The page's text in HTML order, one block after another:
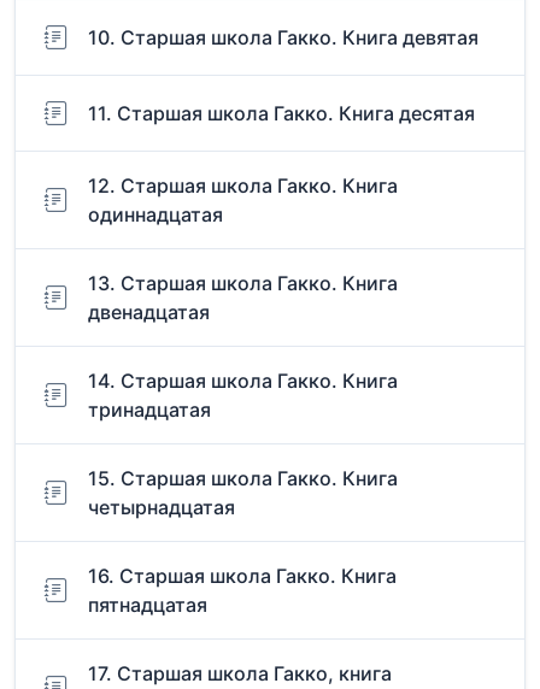
10. Старшая школа Гакко. Книга девятая
11. Старшая школа Гакко. Книга десятая
12. Старшая школа Гакко. Книга
одиннадцатая
13. Старшая школа Гакко. Книга
двенадцатая
14. Старшая школа Гакко. Книга
тринадцатая
15. Старшая школа Гакко. Книга
четырнадцатая
16. Старшая школа Гакко. Книга
пятнадцатая
17. Старшая школа Гакко, книга